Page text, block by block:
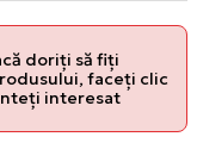
doriți să fiți
faceți clic
interesat